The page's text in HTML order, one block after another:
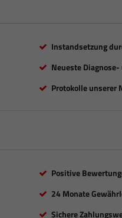
Instandsetzung
Neueste
Protokolle unserer
Positive
24 Monate
Sichere